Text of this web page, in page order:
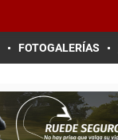
FOTOGALERÍAS